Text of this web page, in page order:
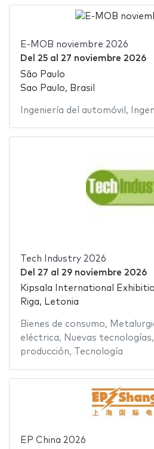
E-MOB noviembre 2026
Del 25al 27 noviembre 2026
São Paulo
Sao Paulo, Brasil
Ingeniería del automóvil ,
Tech Industry 2026
Del 27 al 29 noviembre 2026
Kipsala International
Riga, Letonia
Bienes de consumo,
eléctrica, Nuevas tecnologías,
producción, Tecnología
EP China 2026